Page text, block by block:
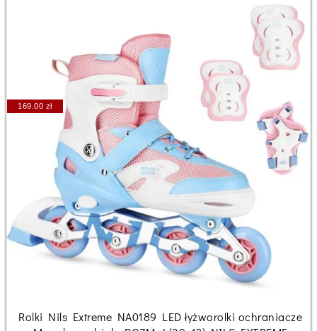
169.00 zł
Rolki Nils Extreme NA0189 LED łyżworolki ochraniacze